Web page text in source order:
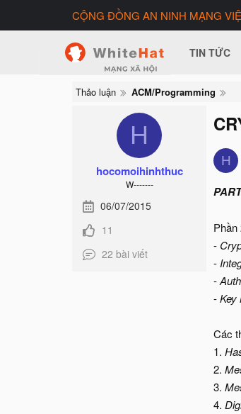
CỘNG ĐỒNG AN NINH MẠNG
TIN TỨC
Thảo luận ACM/Programming
H
hocomoihinhthuc
W-------
06/07/2015
11
22 bài viết
H
Phần
-
-
-
-Key
Các
1.
2.
3.
4.